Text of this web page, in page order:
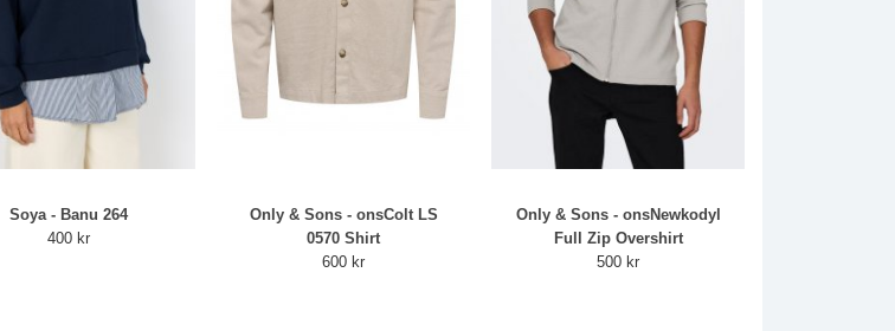
Soya - Banu 264
400 kr
Only & Sons - onsColt LS
0570 Shirt
600 kr
Only & Sons - onsNewkodyl
Full Zip Overshirt
500 kr